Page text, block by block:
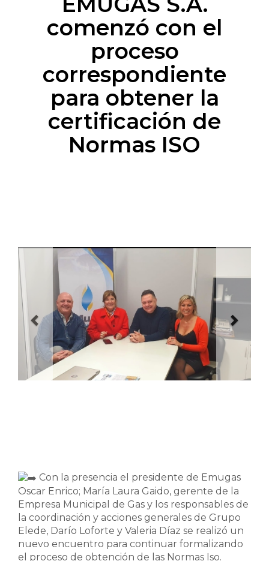
comenzó con el
proceso
correspondiente
para obtener la
certificación de
Normas ISO
Con la presencia el presidente de Emugas
Oscar Enrico; María Laura Gaido, gerente de la
Empresa Municipal de Gas y los responsables de
la coordinación y acciones generales de Grupo
Elede, Darío Loforte y Valeria Díaz se realizó un
nuevo encuentro para continuar formalizando
el proceso de obtención de las Normas Iso.